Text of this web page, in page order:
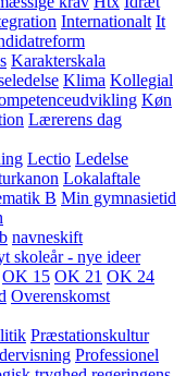
Internationalt It
Karakterskala
Klima Kollegial
Køn
Lærerens dag
Lectio Ledelse
Lokalaftale
B Min gymnasietid
navneskift
skoleår - nye ideer
OK 15 OK 21 OK 24
Overenskomst
Præstationskultur
Professionel